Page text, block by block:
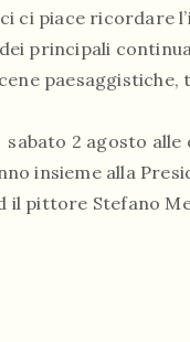
ci piace ricordare
principali
2 agosto alle
insieme alla
il pittore Stefano